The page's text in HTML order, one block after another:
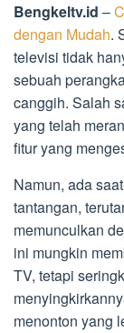
Bengkeltv.id –
dengan Mudah.
televisi tidak
sebuah
canggih. Salah
yang telah
fitur yang
Namun, ada
tantangan,
memunculkan
ini mungkin
TV, tetapi
menonton yang